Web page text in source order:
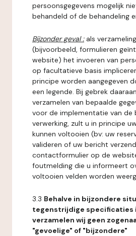
persoonsgegevens mogelijk
behandeld of de behandeling
Bijzonder geval : als
(bijvoorbeeld, formulieren
website) het invoeren van
op facultatieve basis
principe worden aangegeven
een legende. Bij gebrek
verzamelen van bepaalde
voor de implementatie van de
verwerking, zult u in principe
kunnen voltooien (bv: uw
valideren of uw bericht
contactformulier op de
foutmelding die u informeert
voltooien velden worden
3.3 Behalve in bijzondere
tegenstrijdige specificaties
verzamelen wij geen
"gevoelige" of "bijzondere"